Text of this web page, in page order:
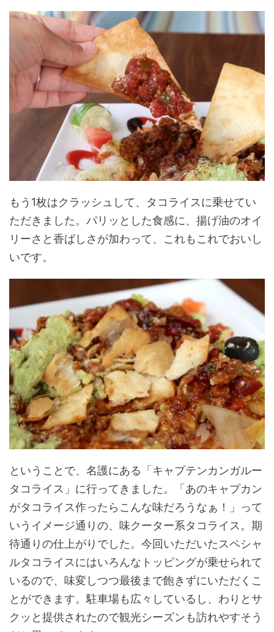
もう1枚はクラッシュして、タコライスに乗せてい
ただきました。パリッとした食感に、揚げ油のオイ
リーさと香ばしさが加わって、これもこれでおいし
いです。
ということで、名護にある「キャプテンカンガルー
タコライス」に行ってきました。「あのキャプカン
がタコライス作ったらこんな味だろうなぁ！」って
いうイメージ通りの、味クーター系タコライス。期
待通りの仕上がりでした。今回いただいたスペシャ
ルタコライスにはいろんなトッピングが乗せられて
いるので、味変しつつ最後まで飽きずにいただくこ
とができます。駐車場も広々しているし、わりとサ
クッと提供されたので観光シーズンも訪れやすそう